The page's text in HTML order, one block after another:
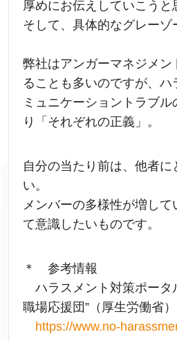
厚めにお伝えしていこうと
そして、具体的なグレーゾ
弊社はアンガーマネジメン
ることも多いのですが、ハ
ミュニケーショントラブ
り「それぞれの正義」。
自分の当たり前は、他者
い。
メンバーの多様性が増し
て意識したいものです。
＊ 参考情報
ハラスメント対策ポータ
職場応援団”（厚生労働省）
https://www.no-